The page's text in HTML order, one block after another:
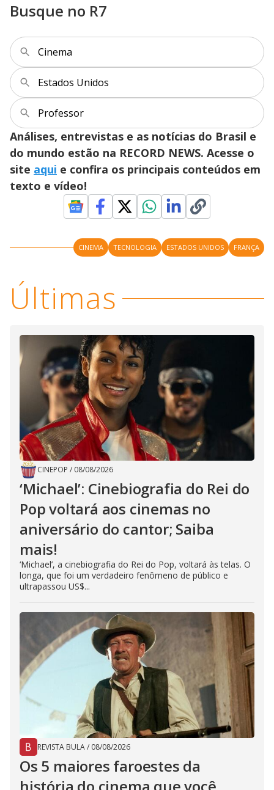
Busque no R7
Cinema
Estados Unidos
Professor
Análises, entrevistas e as notícias do Brasil e
do mundo estão na RECORD NEWS. Acesse o
site aqui e confira os principais conteúdos em
texto e vídeo!
CINEMA TECNOLOGIA ESTADOS UNIDOS FRANÇA
Últimas
CINEPOP / 08/08/2026
‘Michael’: Cinebiografia do Rei do
Pop voltará aos cinemas no
aniversário do cantor; Saiba
mais!
‘Michael’, a cinebiografia do Rei do Pop, voltará às telas. O
longa, que foi um verdadeiro fenômeno de público e
ultrapassou US$...
REVISTA BULA/ 08/08/2026
Os 5 maiores faroestes da